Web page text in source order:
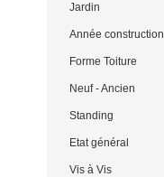
Jardin
Année construction
Forme Toiture
Neuf - Ancien
Standing
Etat général
Vis à Vis